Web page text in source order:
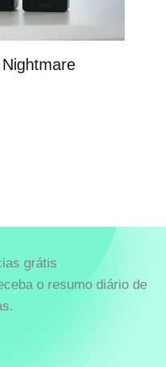
grátis
o resumo diário de